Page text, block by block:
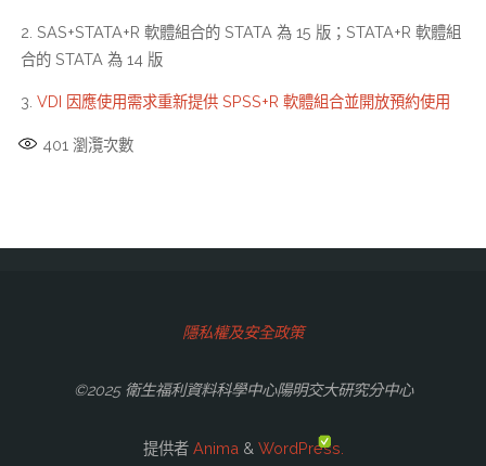
2. SAS+STATA+R 軟體組合的 STATA 為 15 版；STATA+R 軟體組
合的 STATA 為 14 版
3. VDI 因應使用需求重新提供 SPSS+R 軟體組合並開放預約使用
401 瀏灠次數
隱私權及安全政策
©2025 衛生福利資料科學中心陽明交大研究分中心
提供者Anima & WordPress.